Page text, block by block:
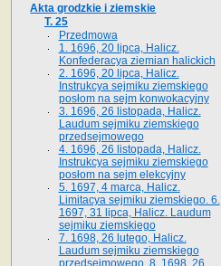
Akta grodzkie i ziemskie
T. 25
Przedmowa
1. 1696, 20 lipca, Halicz.
Konfederacya ziemian halickich
2. 1696, 20 lipca, Halicz.
Instrukcya sejmiku ziemskiego
posłom na sejm konwokacyjny
3. 1696, 26 listopada, Halicz.
Laudum sejmiku ziemskiego
przedsejmowego
4. 1696, 26 listopada, Halicz.
Instrukcya sejmiku ziemskiego
posłom na sejm elekcyjny
5. 1697, 4 marca, Halicz.
Limitacya sejmiku ziemskiego. 6.
1697, 31 lipca, Halicz. Laudum
sejmiku ziemskiego
7. 1698, 26 lutego, Halicz.
Laudum sejmiku ziemskiego
przedsejmowego. 8. 1698, 26